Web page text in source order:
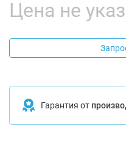
Цена не
Гарантия от